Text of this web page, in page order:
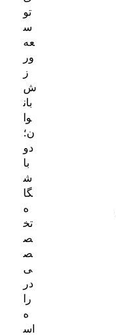
تو
س
عه
ور
ز
ش
بان
وا
ن؛
دو
با
ش
گا
ه
تخ
ص
ص
ی
در
را
ه
اس